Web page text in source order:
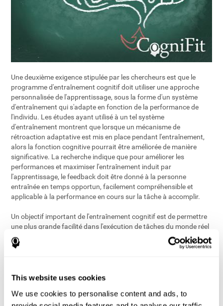
This website uses cookies
We use cookies to personalise content and ads, to
Une deuxième exigence stipulée par les chercheurs est que le
programme d'entraînement cognitif doit utiliser une approche
personnalisée de l'apprentissage, sous la forme d'un système
d'entraînement qui s'adapte en fonction de la performance de
l'individu. Les études ayant utilisé à un tel système
d'entraînement montrent que lorsque un mécanisme de
rétroaction adaptative est mis en place pendant l'entraînement,
alors la fonction cognitive pourrait être améliorée de manière
significative. La recherche indique que pour améliorer les
performances et maximiser l'entraînement induit par
l'apprentissage, le feedback doit être donné à la personne
entraînée en temps opportun, facilement compréhensible et
applicable à la performance en cours sur la tâche à accomplir.
Un objectif important de l'entraînement cognitif est de permettre
une plus grande facilité dans l'exécution de tâches du monde réel
telles que la conduite, la régulation des finances, la gestion de la
prise de médicaments et le maintien de l'interaction sociale. Parce
ont posé une troisième condition, à savoir concevoir des
intègrent plusieurs processus cognitifs et ne sont pas limitées à